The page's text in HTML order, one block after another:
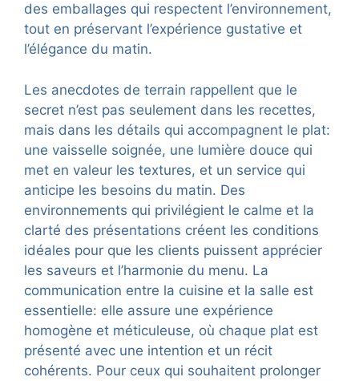
des emballages qui respectent l’environnement,
tout en préservant l’expérience gustative et
l’élégance du matin.
Les anecdotes de terrain rappellent que le
secret n’est pas seulement dans les recettes,
mais dans les détails qui accompagnent le plat:
une vaisselle soignée, une lumière douce qui
met en valeur les textures, et un service qui
anticipe les besoins du matin. Des
environnements qui privilégient le calme et la
clarté des présentations créent les conditions
idéales pour que les clients puissent apprécier
les saveurs et l’harmonie du menu. La
communication entre la cuisine et la salle est
essentielle: elle assure une expérience
homogène et méticuleuse, où chaque plat est
présenté avec une intention et un récit
cohérents. Pour ceux qui souhaitent prolonger